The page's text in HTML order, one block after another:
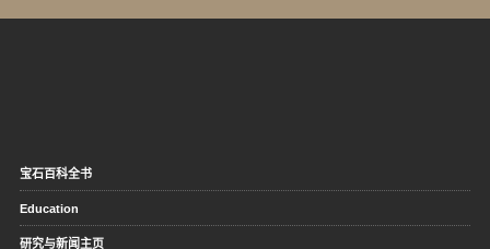
宝石百科全书
Education
研究与新闻主页